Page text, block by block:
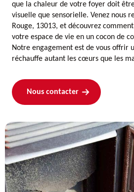
que la chaleur de votre foyer doit
visuelle que sensorielle. Venez nous
Rouge, 13013, et découvrez
votre espace de vie en un cocon de
Notre engagement est de vous offrir
réchauffe autant les cœurs que les
Nous contacter